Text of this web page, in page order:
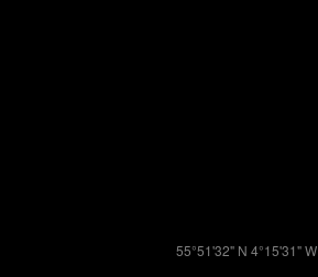
55°51'32" N 4°15'31" W